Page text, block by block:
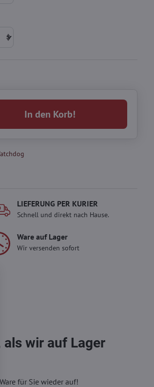
In den Korb!
LIEFERUNG PER KURIER
Schnell und direkt nach Hause.
Ware auf Lager
Wir versenden sofort
als wir auf Lager
für Sie wieder auf!